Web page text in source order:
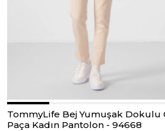
TommyLife Bej Yumuşak Dokulu
Paça Kadın Pantolon - 94668